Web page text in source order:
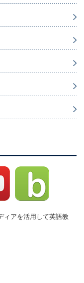
ィアを活用して英語教